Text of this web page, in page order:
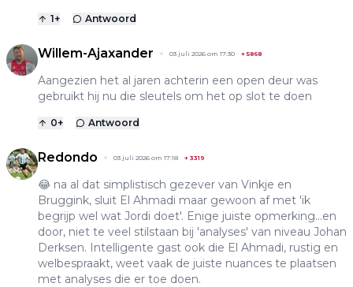
1+ Antwoord
Willem-Ajaxander 03 juli 2026 om 17:30 + 5868
Aangezien het al jaren achterin een open deur was
gebruikt hij nu die sleutels om het op slot te doen
0+ Antwoord
Redondo 03 juli 2026 om 17:18 + 3319
😂 na al dat simplistisch gezever van Vinkje en
Bruggink, sluit El Ahmadi maar gewoon af met 'ik
begrijp wel wat Jordi doet'. Enige juiste opmerking...en
door, niet te veel stilstaan bij 'analyses' van niveau Johan
Derksen. Intelligente gast ook die El Ahmadi, rustig en
welbespraakt, weet vaak de juiste nuances te plaatsen
met analyses die er toe doen.